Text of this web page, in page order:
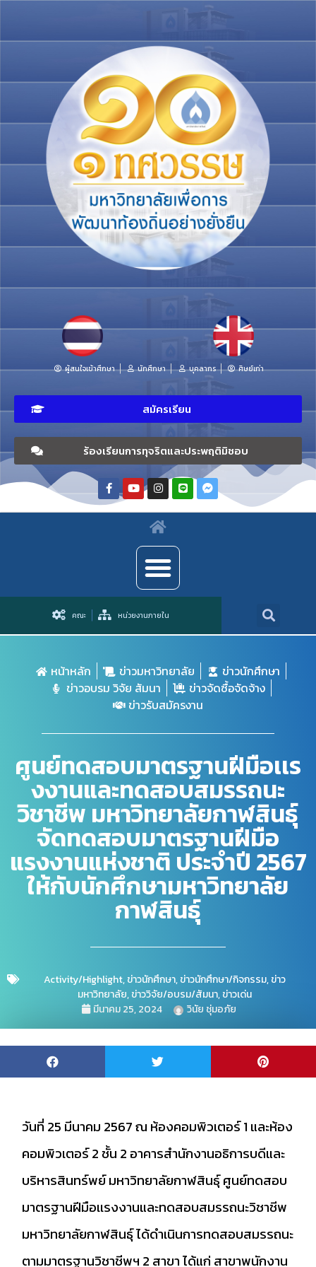
ผู้สนใจเข้าศึกษา นักศึกษา บุคลากร ศิษย์เก่า
สมัครเรียน
ร้องเรียนการทุจริตและประพฤติมิชอบ
คณะ หน่วยงานภายใน
หน้าหลัก ข่าวมหาวิทยาลัย
ข่าวนักศึกษา
ข่าวอบรม วิจัย สัมนา
ข่าวจัดซื้อจัดจ้าง
ข่าวรับสมัครงาน
ศูนย์ทดสอบมาตรฐานฝีมือเเร
งงานและทดสอบสมรรถนะ
วิชาชีพ มหาวิทยาลัยกาฬสินธุ์
จัดทดสอบมาตรฐานฝีมือ
แรงงานแห่งชาติ ประจำปี 2567
ให้กับนักศึกษามหาวิทยาลัย
กาฬสินธุ์
Activity/Highlight,ข่าวนักศึกษา,ข่าวนักศึกษา/กิจกรรม,ข่าว
มหาวิทยาลัย,ข่าววิจัย/อบรม/สัมนา,ข่าวเด่น
มีนาคม 25, 2024
วินัย ชุ่มอภัย
วันที่ 25 มีนาคม 2567 ณ ห้องคอมพิวเตอร์ 1 และห้อง
คอมพิวเตอร์ 2 ชั้น 2 อาคารสำนักงานอธิการบดีและ
บริหารสินทร์พย์ มหาวิทยาลัยกาฬสินธุ์ ศูนย์ทดสอบ
มาตรฐานฝีมือเเรงงานและทดสอบสมรรถนะวิชาชีพ
มหาวิทยาลัยกาฬสินธุ์ ได้ดำเนินการทดสอบสมรรถนะ
ตามมาตรฐานวิชาชีพฯ 2 สาขา ได้แก่ สาขาพนักงาน